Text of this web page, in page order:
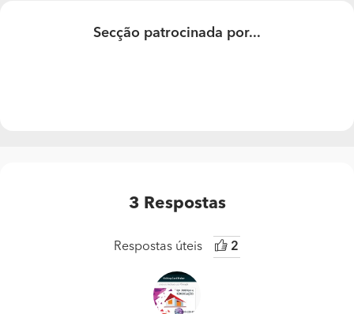
Secção patrocinada por...
3 Respostas
Respostas úteis 2